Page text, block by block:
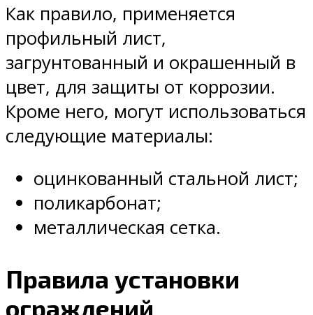
Как правило, применяется
профильный лист,
загрунтованный и окрашенный в
цвет, для защиты от коррозии.
Кроме него, могут использоваться
следующие материалы:
оцинкованный стальной лист;
поликарбонат;
металлическая сетка.
Правила установки
ограждений